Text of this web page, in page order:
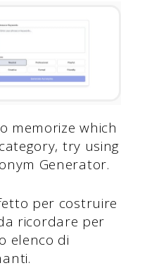
memorize which
try using
Generator.
per costruire
ricordare per
elenco di